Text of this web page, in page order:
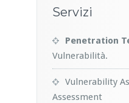
Servizi
Penetration
Vulnerabilità.
Vulnerability
Assessment